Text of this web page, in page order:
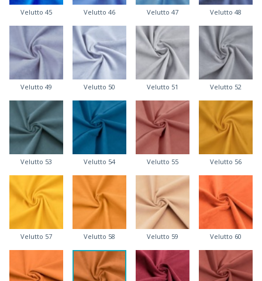
Velutto 45 Velutto 46 Velutto 47 Velutto 48
Velutto 49 Velutto 50 Velutto 51 Velutto 52
Velutto 53 Velutto 54 Velutto 55 Velutto 56
Velutto 57 Velutto 58 Velutto 59 Velutto 60